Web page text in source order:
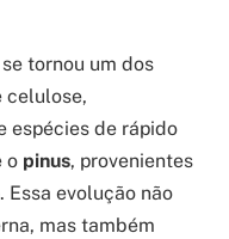
tornou um dos
celulose,
espécies de rápido
o pinus, provenientes
evolução não
mas também